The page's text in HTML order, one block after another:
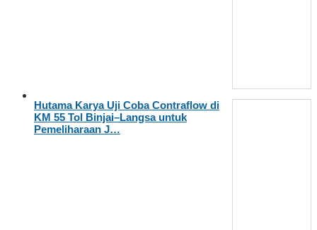
Hutama Karya Uji Coba Contraflow di
KM 55 Tol Binjai–Langsa untuk
Pemeliharaan J…